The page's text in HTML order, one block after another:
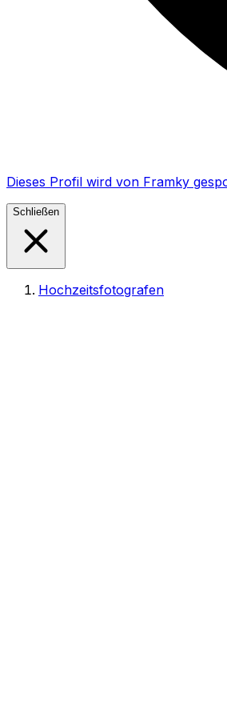
Dieses Profil wird von Framky
Schließen
Hochzeitsfotografen